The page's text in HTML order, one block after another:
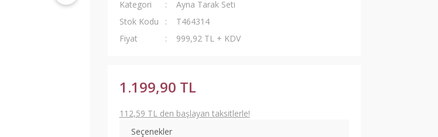
Kategori
Ayna Tarak Seti
Stok Kodu
T464314
Fiyat
999,92 TL + KDV
1.199,90 TL
112,59 TL den başlayan taksitlerle!
Seçenekler